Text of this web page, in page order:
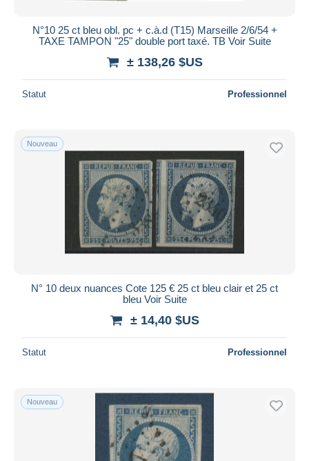
N°10 25 ct bleu obl. pc + c.à.d (T15) Marseille 2/6/54 +
TAXE TAMPON "25" double port taxé. TB Voir Suite
± 138,26 $US
Statut Professionnel
Nouveau
N° 10 deux nuances Cote 125 € 25 ct bleu clair et 25 ct
bleu Voir Suite
± 14,40 $US
Statut Professionnel
Nouveau